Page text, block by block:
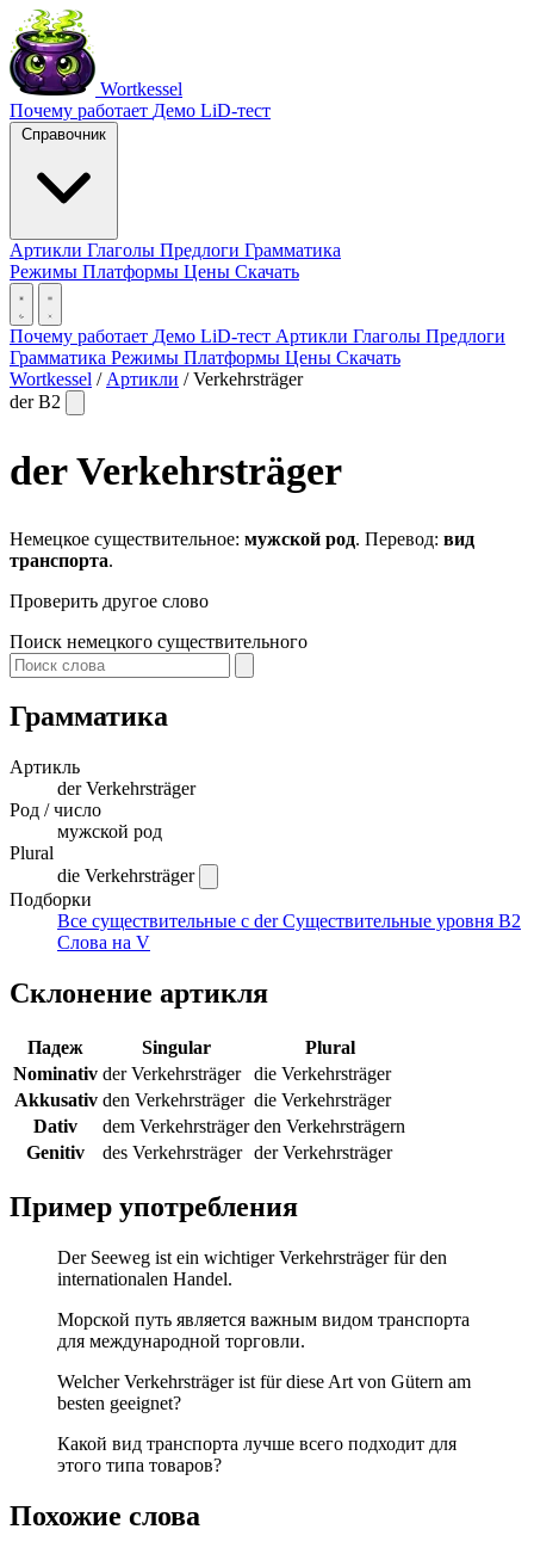
Wortkessel
Почему работает Демо LiD-тест
Справочник
Артикли Глаголы Предлоги Грамматика
Режимы Платформы Цены Скачать
Почему работает Демо LiD-тест Артикли Глаголы Предлоги
Грамматика Режимы Платформы Цены Скачать
Wortkessel / Артикли / Verkehrsträger
derB2
derVerkehrsträger
Немецкое существительное: мужской род. Перевод: вид
транспорта.
Проверить другое слово
Поиск немецкого существительного
Грамматика
Артикль
derVerkehrsträger
Род / число
мужской род
Plural
die Verkehrsträger
Подборки
Все существительные с derСуществительные уровня B2
Слова на V
Склонение артикля
Падеж Singular
Plural
Nominativ der Verkehrsträger
die Verkehrsträger
Akkusativ den Verkehrsträger die Verkehrsträger
Dativ
dem Verkehrsträger den Verkehrsträgern
Genitiv
des Verkehrsträger der Verkehrsträger
Пример употребления
Der Seeweg ist ein wichtiger Verkehrsträger für den
internationalen Handel.
Морской путь является важным видом транспорта
для международной торговли.
Welcher Verkehrsträger ist für diese Art von Gütern am
besten geeignet?
Какой вид транспорта лучше всего подходит для
этого типа товаров?
Похожие слова